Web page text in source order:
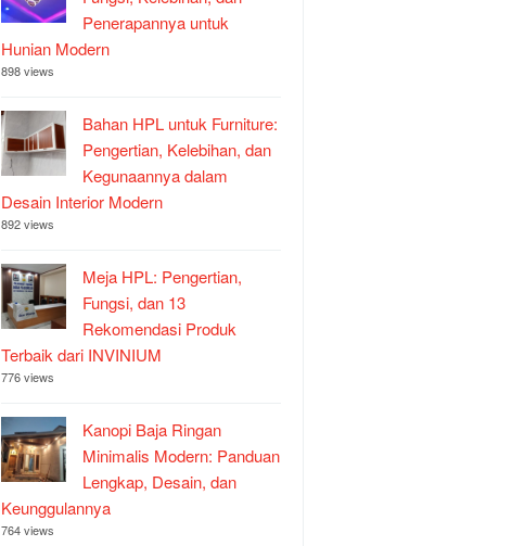
Penerapannya untuk
Hunian Modern
898 views
Bahan HPL untuk Furniture:
Pengertian, Kelebihan, dan
Kegunaannya dalam
Desain Interior Modern
892 views
Meja HPL: Pengertian,
Fungsi, dan 13
Rekomendasi Produk
Terbaik dari INVINIUM
776 views
Kanopi Baja Ringan
Minimalis Modern: Panduan
Lengkap, Desain, dan
Keunggulannya
764 views